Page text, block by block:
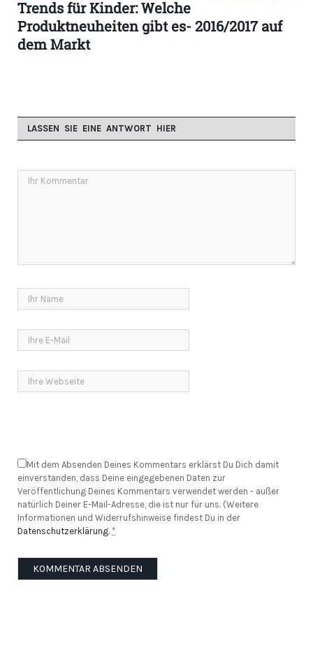
Trends für Kinder: Welche
Produktneuheiten gibt es- 2016/2017 auf
dem Markt
LASSEN SIE EINE ANTWORT HIER
Mit dem Absenden Deines Kommentars erklärst Du Dich damit
einverstanden, dass Deine eingegebenen Daten zur
Veröffentlichung Deines Kommentars verwendet werden - außer
natürlich Deiner E-Mail-Adresse, die ist nur für uns. (Weitere
Informationen und Widerrufshinweise findest Du in der
Datenschutzerklärung. *